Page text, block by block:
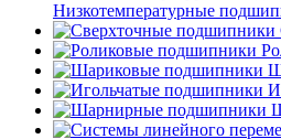
Низкотемпературные